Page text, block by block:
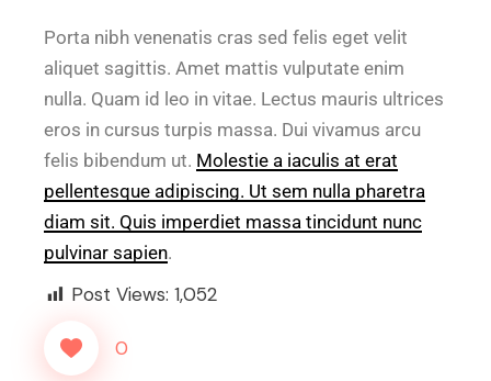
Porta nibh venenatis cras sed felis eget velit
aliquet sagittis. Amet mattis vulputate enim
nulla. Quam id leo in vitae. Lectus mauris ultrices
eros in cursus turpis massa. Dui vivamus arcu
felis bibendum ut. Molestie a iaculis at erat
pellentesque adipiscing. Ut sem nulla pharetra
diam sit. Quis imperdiet massa tincidunt nunc
pulvinar sapien.
Post Views: 1,052
0